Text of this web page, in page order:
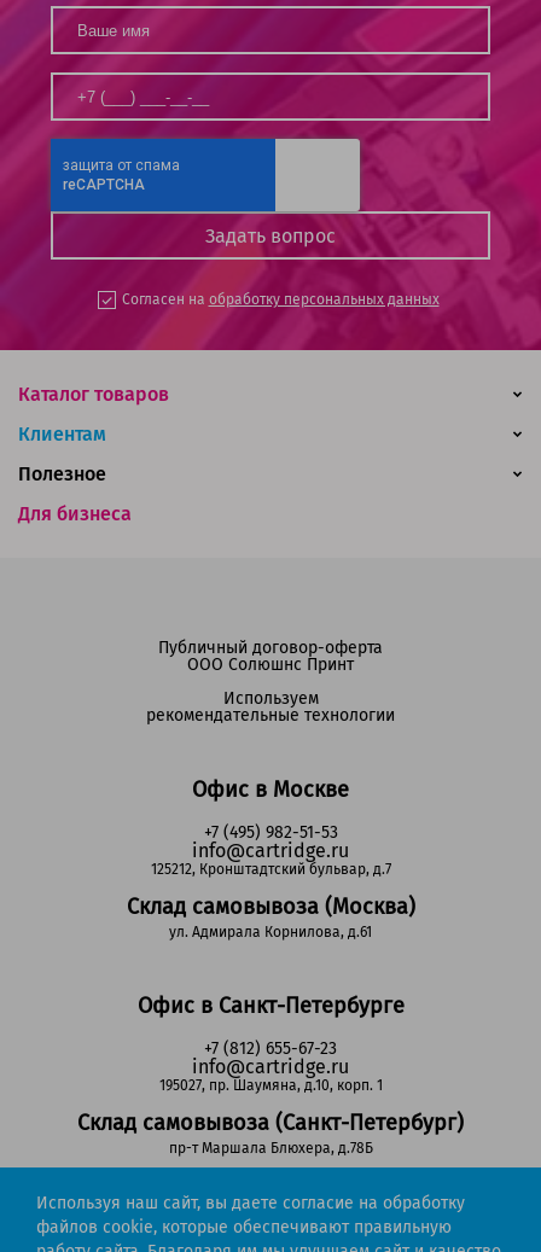
Согласен на обработку персональных данных
Каталог товаров
Клиентам
Для бизнеса
Полезное
Офис в Москве
+7 (495) 982-51-53
info@cartridge.ru
125212, Кронштадтский бульвар, д.7
Склад самовывоза (Москва)
ул. Адмирала Корнилова, д.61
Офис в Санкт-Петербурге
+7 (812) 655-67-23
info@cartridge.ru
195027, пр. Шаумяна, д.10, корп. 1
Склад самовывоза (Санкт-Петербург)
пр-т Маршала Блюхера, д.78Б
Регионы РФ
Публичный договор-оферта
ООО Солюшнс Принт
Используем
рекомендательные технологии
Используя наш сайт, вы даете согласие на обработку
файлов cookie, которые обеспечивают правильную